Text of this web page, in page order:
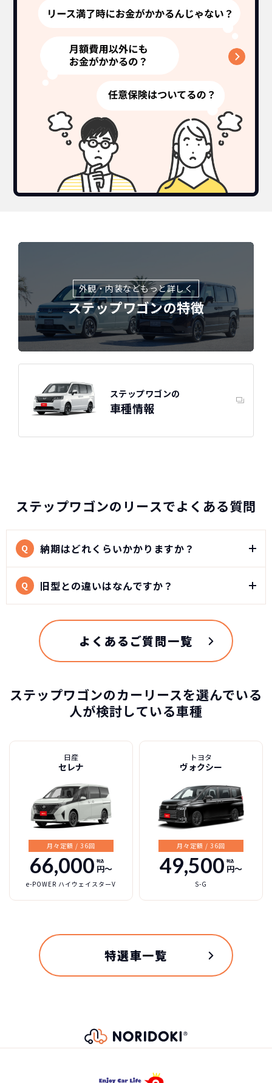
カーリースって結局ローンで買うより高いんで
瞭然！
圧倒的な安さがお分かりいた
だけます。
463 万円
4,633,200 円
ホンダ ステップワゴン
総支払金額の差
304万円
158
1,584,000円
新車に乗りたいけど、まとまったお金がない。
月額以外は一切不要の定額料
金
128,700円/月
3年（36回）・実質年率 5.0%
たしかに安いけど、自分のものにならないんで
3年ごとに新車に乗換えるカ
ーライフ
自動車ローンで所有した場合
NORIDOKIが提案するカーライフ
で乗り続けている方は多いのではないでしょうか？
り換え続けるというもの。3年毎に好きな新車を選んで
外観・内装などもっと詳しく
ステップワゴンの特徴
ステップワゴンの
車種情報
1996年5月に発売されたFFレイアウトのボンネット
タイプのミニバン。ファミリー向けのコンセプトで
向の箱型デザインも新鮮でスタイリッシュでした。
2022年5月にフルモデルチェンジとなった6代目ステ
ップワゴンは、歴代初となる3ナンバー仕様になり、
が、家族それぞれのライフスタイルを素敵に引き立
てることを目指しました。キャッチフレーズは「よ
ラインアップは、1.5L 直噴 VTEC TURBOエンジン
を搭載するガソリンモデルとHonda独自の2モータ
ーハイブリッドシステム「e：HEV（イーエイチイー
ブイ）」を搭載したハイブリッドモデルで、それぞ
れ「 エアー」「 スパーダ」「 スパーダ プレミアム
ライン」を設定しました。
e：HEVモデルでは、エンジンの徹底したフリクショ
ン低減により、熱効率の向上を追求。モーターがも
たらす低速から高速まで力強く滑らかな加速による
走行に加え、クルーズ走行時にはエンジン直結技術
による効率の良い走りを実現。ガソリンモデルで
は、低回転から力強い走りができるようVTEC
先代モデルに対し、エキゾーストポートやタービン
などの改良によりターボチャージャーの応答性を向
上させた。
ホンダ ステップワゴンの
乗車定員
純正タイヤサイズ
2WD[4WD]
エンジン形式
ステップワゴンのリースでよくある質問
Q 納期はどれくらいかかりますか？
Q 旧型との違いはなんですか？
よくあるご質問一覧
ステップワゴンのカーリースを選んでいる
人が検討している車種
日産
セレナ
月々定額 / 36回
66,000 税込
円〜
e-POWER ハイウェイスターV
トヨタ
ヴォクシー
月々定額 / 36回
49,500 税込
円〜
S-G
特選車一覧